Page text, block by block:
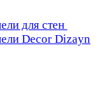
для стен
Decor Dizayn